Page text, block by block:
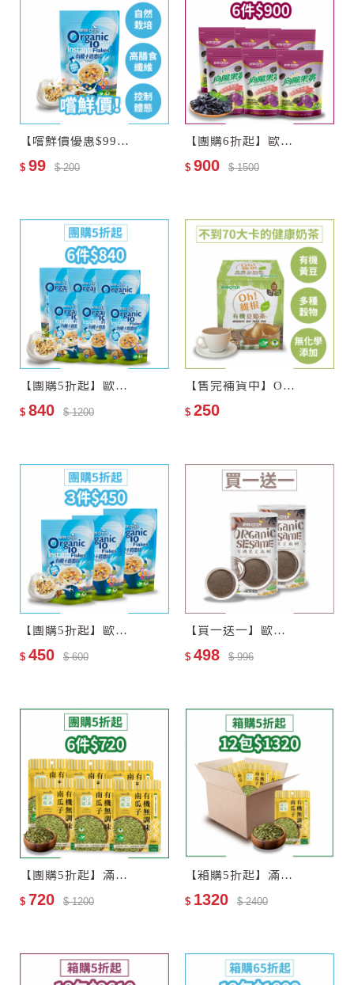
【嚐鮮價優惠$99】歐特有機十榖麥片(會員限購乙次)
$ 99 $ 200
【團購6折起】歐特有機黑棗乾6包
$ 900 $ 1500
【團購5折起】歐特有機十穀麥片6包
$ 840 $ 1200
【售完補貨中】Oh!維根–歐特有機豆奶茶
$ 250
【團購5折起】歐特有機十穀麥片3包
$ 450 $ 600
【買一送一】歐特有機黑芝麻糊
$ 498 $ 996
【團購5折起】滿分優果–有機無調味南瓜子6包
$ 720 $ 1200
【箱購5折起】滿分優果–有機無調味南瓜子12包–效期2027-06-25
$ 1320 $ 2400